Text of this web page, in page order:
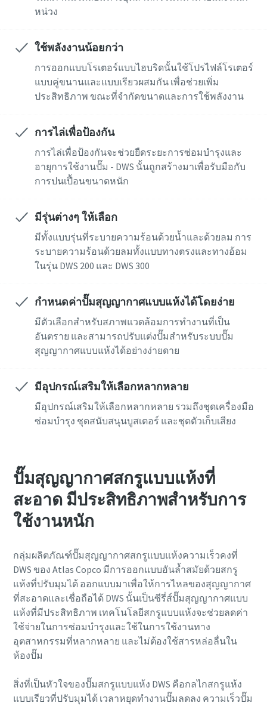
หน่วง
ใช้พลังงานน้อยกว่า
การออกแบบโรเตอร์แบบไฮบริดนั้นใช้โปรไฟล์โรเตอร์
แบบคู่ขนานและแบบเรียวผสมกัน เพื่อช่วยเพิ่ม
ประสิทธิภาพ ขณะที่จำกัดขนาดและการใช้พลังงาน
การไล่เพื่อป้องกัน
การไล่เพื่อป้องกันจะช่วยยืดระยะการซ่อมบำรุงและ
อายุการใช้งานปั๊ม - DWS นั้นถูกสร้างมาเพื่อรับมือกับ
การปนเปื้อนขนาดหนัก
มีรุ่นต่างๆ ให้เลือก
มีทั้งแบบรุ่นที่ระบายความร้อนด้วยน้ำและด้วยลม การ
ระบายความร้อนด้วยลมทั้งแบบทางตรงและทางอ้อม
ในรุ่น DWS 200 และ DWS 300
กำหนดค่าปั๊มสุญญากาศแบบแห้งได้โดยง่าย
มีตัวเลือกสำหรับสภาพแวดล้อมการทำงานที่เป็น
อันตราย และสามารถปรับแต่งปั๊มสำหรับระบบปั๊ม
สุญญากาศแบบแห้งได้อย่างง่ายดาย
มีอุปกรณ์เสริมให้เลือกหลากหลาย
มีอุปกรณ์เสริมให้เลือกหลากหลาย รวมถึงชุดเครื่องมือ
ซ่อมบำรุง ชุดสนับสนุนบูสเตอร์ และชุดตัวเก็บเสียง
ปั๊มสุญญากาศสกรูแบบแห้งที่
สะอาด มีประสิทธิภาพสำหรับการ
ใช้งานหนัก
กลุ่มผลิตภัณฑ์ปั๊มสุญญากาศสกรูแบบแห้งความเร็วคงที่
DWS ของ Atlas Copco มีการออกแบบอันล้ำสมัยด้วยสกรู
แห้งที่ปรับมุมได้ ออกแบบมาเพื่อให้การไหลของสุญญากาศ
ที่สะอาดและเชื่อถือได้ DWS นั้นเป็นซีรี่ส์ปั๊มสุญญากาศแบบ
แห้งที่มีประสิทธิภาพ เทคโนโลยีสกรูแบบแห้งจะช่วยลดค่า
ใช้จ่ายในการซ่อมบำรุงและใช้ในการใช้งานทาง
อุตสาหกรรมที่หลากหลาย และไม่ต้องใช้สารหล่อลื่นใน
ห้องปั๊ม
สิ่งที่เป็นหัวใจของปั๊มสกรูแบบแห้ง DWS คือกลไกสกรูแห้ง
แบบเรียวที่ปรับมุมได้ เวลาหยุดทำงานปั๊มลดลง ความเร็วปั๊ม
รหัสไปรษณีย์
คำขอ
คำถามหรือคำขอใดๆ
สามารถติดต่อคุณผ่านข้อมูลที่เก็บ
รวบรวมไว้ได้ ดูข้อมูลเพิ่มเติมได้ใน
นโยบายความเป็นส่วนตัวของเรา
ข้าพเจ้าตกลงที่จะรับการแจ้ง
เตือนเกี่ยวกับผลิตภัณฑ์ใหม่
กิจกรรม และโปรโมชั่นพิเศษ
จาก Atlas Copco Vacuum
รหัสไปรษณีย์
คำขอ
คำถามหรือคำขอใดๆ
สามารถติดต่อคุณผ่านข้อมูลที่เก็บ
รวบรวมไว้ได้ ดูข้อมูลเพิ่มเติมได้ใน
นโยบายความเป็นส่วนตัวของเรา
ข้าพเจ้าตกลงที่จะรับการแจ้ง
เตือนเกี่ยวกับผลิตภัณฑ์ใหม่
กิจกรรม และโปรโมชั่นพิเศษ
จาก Atlas Copco Vacuum
รหัสไปรษณีย์
คำขอ
คำถามหรือคำขอใดๆ
สามารถติดต่อคุณผ่านข้อมูลที่เก็บ
รวบรวมไว้ได้ ดูข้อมูลเพิ่มเติมได้ใน
นโยบายความเป็นส่วนตัวของเรา
ข้าพเจ้าตกลงที่จะรับการแจ้ง
เตือนเกี่ยวกับผลิตภัณฑ์ใหม่
กิจกรรม และโปรโมชั่นพิเศษ
จาก Atlas Copco Vacuum
รหัสไปรษณีย์
คำขอ
คำถามหรือคำขอใดๆ
สามารถติดต่อคุณผ่านข้อมูลที่เก็บ
รวบรวมไว้ได้ ดูข้อมูลเพิ่มเติมได้ใน
นโยบายความเป็นส่วนตัวของเรา
ข้าพเจ้าตกลงที่จะรับการแจ้ง
เตือนเกี่ยวกับผลิตภัณฑ์ใหม่
กิจกรรม และโปรโมชั่นพิเศษ
จาก Atlas Copco Vacuum
รหัสไปรษณีย์
คำขอ
คำถามหรือคำขอใดๆ
สามารถติดต่อคุณผ่านข้อมูลที่เก็บ
รวบรวมไว้ได้ ดูข้อมูลเพิ่มเติมได้ใน
นโยบายความเป็นส่วนตัวของเรา
ข้าพเจ้าตกลงที่จะรับการแจ้ง
เตือนเกี่ยวกับผลิตภัณฑ์ใหม่
กิจกรรม และโปรโมชั่นพิเศษ
จาก Atlas Copco Vacuum